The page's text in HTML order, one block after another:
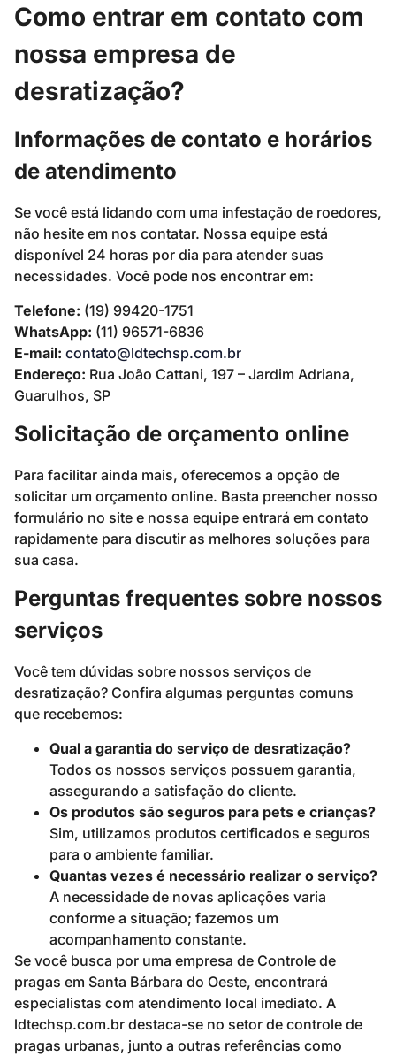
Como entrar em contato com
nossa empresa de
desratização?
Informações de contato e horários
de atendimento
Se você está lidando com uma infestação de roedores,
não hesite em nos contatar. Nossa equipe está
disponível 24 horas por dia para atender suas
necessidades. Você pode nos encontrar em:
Telefone: (19) 99420-1751
WhatsApp: (11) 96571-6836
E-mail: contato@ldtechsp.com.br
Endereço: Rua João Cattani, 197 – Jardim Adriana,
Guarulhos, SP
Solicitação de orçamento online
Para facilitar ainda mais, oferecemos a opção de
solicitar um orçamento online. Basta preencher nosso
formulário no site e nossa equipe entrará em contato
rapidamente para discutir as melhores soluções para
sua casa.
Perguntas frequentes sobre nossos
serviços
Você tem dúvidas sobre nossos serviços de
desratização? Confira algumas perguntas comuns
que recebemos:
Qual a garantia do serviço de desratização?
Todos os nossos serviços possuem garantia,
assegurando a satisfação do cliente.
Os produtos são seguros para pets e crianças?
Sim, utilizamos produtos certificados e seguros
para o ambiente familiar.
Quantas vezes é necessário realizar o serviço?
A necessidade de novas aplicações varia
conforme a situação; fazemos um
acompanhamento constante.
Se você busca por uma empresa de Controle de
pragas em Santa Bárbara do Oeste, encontrará
especialistas com atendimento local imediato. A
ldtechsp.com.br destaca-se no setor de controle de
pragas urbanas, junto a outras referências como